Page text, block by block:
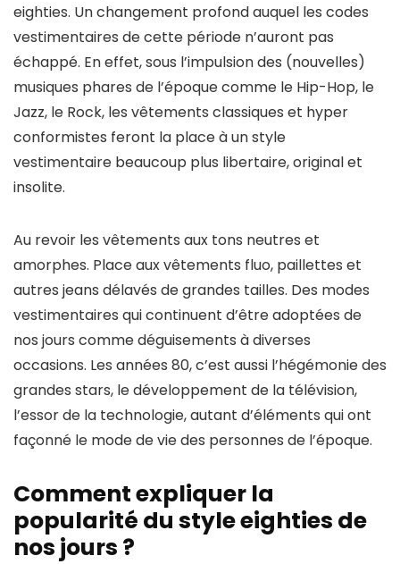
eighties. Un changement profond auquel les codes
vestimentaires de cette période n’auront pas
échappé. En effet, sous l’impulsion des (nouvelles)
musiques phares de l’époque comme le Hip-Hop, le
Jazz, le Rock, les vêtements classiques et hyper
conformistes feront la place à un style
vestimentaire beaucoup plus libertaire, original et
insolite.
Au revoir les vêtements aux tons neutres et
amorphes. Place aux vêtements fluo, paillettes et
autres jeans délavés de grandes tailles. Des modes
vestimentaires qui continuent d’être adoptées de
nos jours comme déguisements à diverses
occasions. Les années 80, c’est aussi l’hégémonie des
grandes stars, le développement de la télévision,
l’essor de la technologie, autant d’éléments qui ont
façonné le mode de vie des personnes de l’époque.
Comment expliquer la
popularité du style eighties de
nos jours ?